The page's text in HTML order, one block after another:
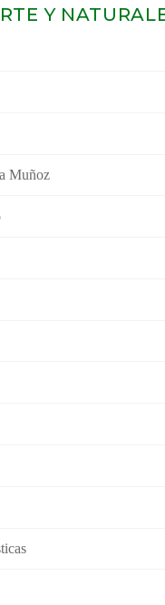
Y
Muñoz